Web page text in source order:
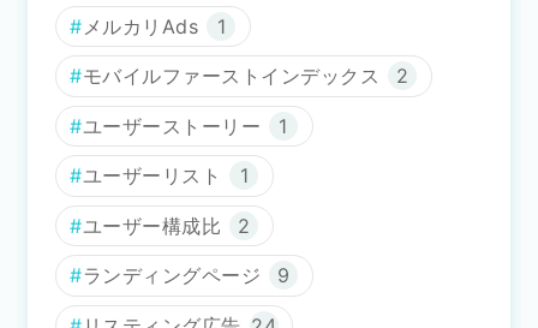
メルカリAds 1
モバイルファーストインデックス 2
ユーザーストーリー 1
ユーザーリスト 1
ユーザー構成比 2
ランディングページ 9